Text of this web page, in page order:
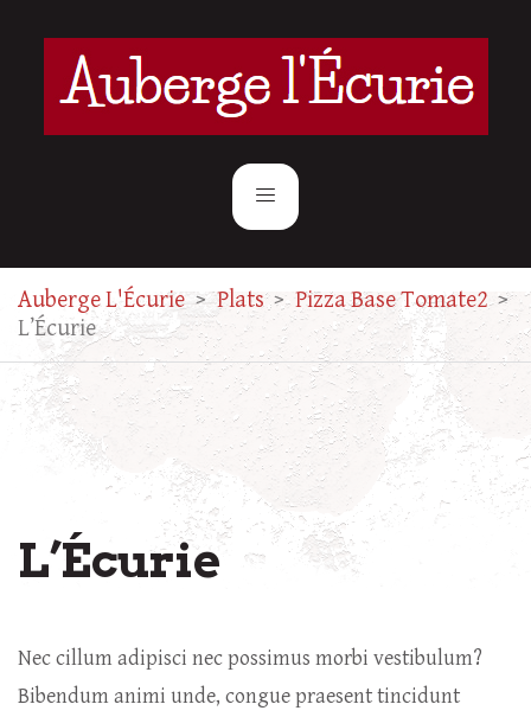
Auberge L'Écurie > Plats > Pizza Base Tomate2 >
L’Écurie
L’Écurie
Nec cillum adipisci nec possimus morbi vestibulum?
Bibendum animi unde, congue praesent tincidunt